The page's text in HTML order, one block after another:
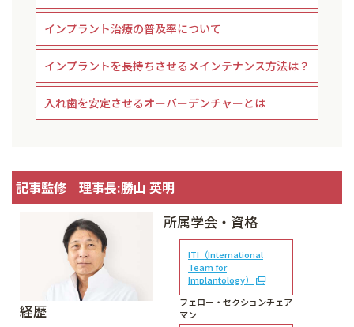
インプラント治療の普及率について
インプラントを長持ちさせるメインテナンス方法は？
入れ歯を安定させるオーバーデンチャーとは
記事監修 理事長:勝山 英明
経歴
所属学会・資格
ITI（International
Team for
Implantology）
フェロー・セクションチェア
マン